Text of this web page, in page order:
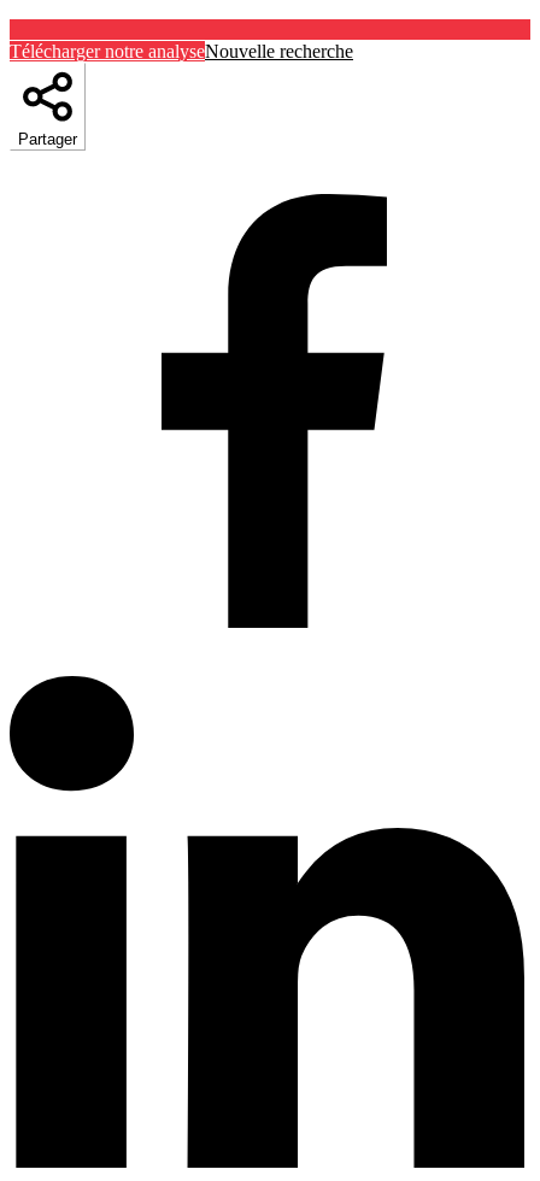
Télécharger notre analyseNouvelle recherche
Partager